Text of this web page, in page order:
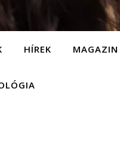
HÍREK MAGAZIN